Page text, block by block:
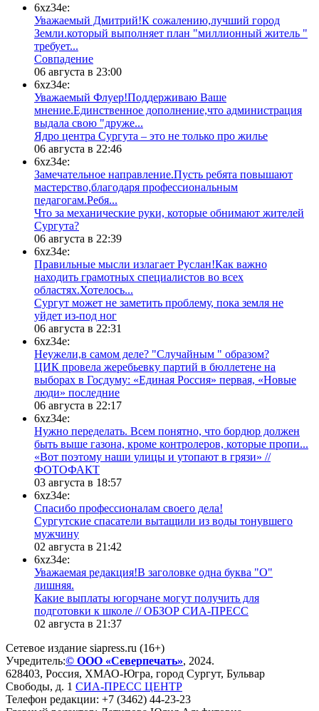
6xz34e:
Уважаемый Дмитрий!К сожалению,лучший город
Земли.который выполняет план "миллионный житель "
требует...
​Совпадение
06 августа в 23:00
6xz34e:
Уважаемый Флуер!Поддерживаю Ваше
мнение.Единственное дополнение,что администрация
выдала свою "друже...
​Ядро центра Сургута ‒ это не только про жилье
06 августа в 22:46
6xz34e:
Замечательное направление.Пусть ребята повышают
мастерство,благодаря профессиональным
педагогам.Ребя...
​Что за механические руки, которые обнимают жителей
Сургута?
06 августа в 22:39
6xz34e:
Правильные мысли излагает Руслан!Как важно
находить грамотных специалистов во всех
областях.Хотелось...
Сургут может не заметить проблему, пока земля не
уйдет из-под ног
06 августа в 22:31
6xz34e:
Неужели,в самом деле? "Случайным " образом?
ЦИК провела жеребьевку партий в бюллетене на
выборах в Госдуму: «Единая Россия» первая, «Новые
люди» последние
06 августа в 22:17
6xz34e:
Нужно переделать. Всем понятно, что бордюр должен
быть выше газона, кроме контролеров, которые пропи...
«Вот поэтому наши улицы и утопают в грязи» //
ФОТОФАКТ
03 августа в 18:57
6xz34e:
Спасибо профессионалам своего дела!
Сургутские спасатели вытащили из воды тонувшего
мужчину
02 августа в 21:42
6xz34e:
Уважаемая редакция!В заголовке одна буква "О"
лишняя.
Какие выплаты югорчане могут получить для
подготовки к школе // ОБЗОР СИА-ПРЕСС
02 августа в 21:37
Сетевое издание siapress.ru (16+)
Учредитель:© ООО «Северпечать», 2024.
628403, Россия, ХМАО-Югра, город Сургут, Бульвар
Свободы, д. 1 СИА-ПРЕСС ЦЕНТР
Телефон редакции: +7 (3462) 44-23-23